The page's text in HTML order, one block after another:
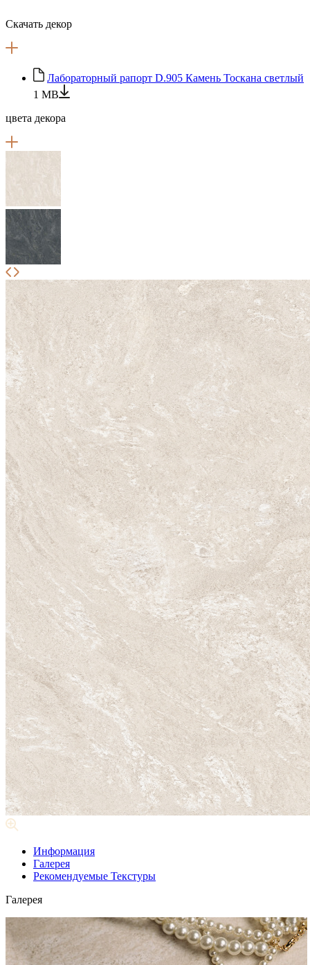
Скачать декор
Лабораторный рапорт D.905 Камень Тоскана светлый
1 MB
цвета декора
Информация
Галерея
Рекомендуемые Текстуры
Галерея